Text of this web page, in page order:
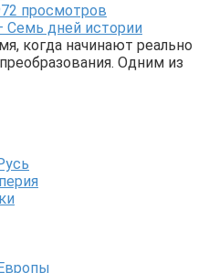
просмотров
дней истории
когда начинают реально
Одним из